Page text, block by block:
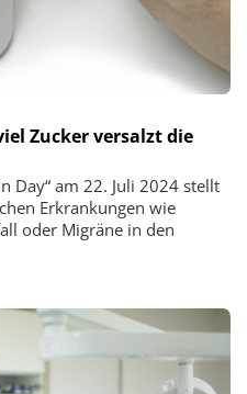
Zucker versalzt die
Day“ am 22. Juli 2024 stellt
Erkrankungen wie
oder Migräne in den